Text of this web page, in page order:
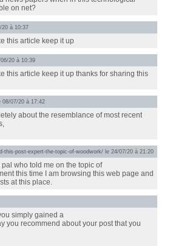
on net?
20 à 10:37
this article keep it up
06/20 à 10:39
this article keep it up thanks for sharing this
08/07/20 à 17:42
about the resemblance of most recent
this-post-expert-the-topic-of-woodwork/ le 24/07/20 à 21:20
pal who told me on the topic of
this time I am browsing this web page and
at this place.
simply gained a
you recommend about your post that you